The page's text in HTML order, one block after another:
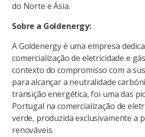
do Norte e Ásia.
Sobre a Goldenergy:
A Goldenergy é uma empresa
comercialização de eletricidade e
contexto do compromisso com a
para alcançar a neutralidade
transição energética, foi uma das
Portugal na comercialização de
verde, produzida exclusivamente a
renováveis.